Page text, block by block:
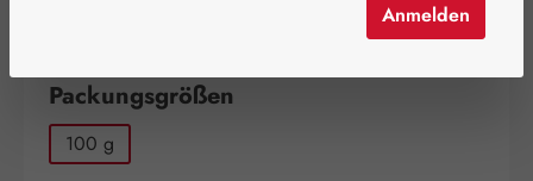
Packungsgrößen
100 g
Anmelden